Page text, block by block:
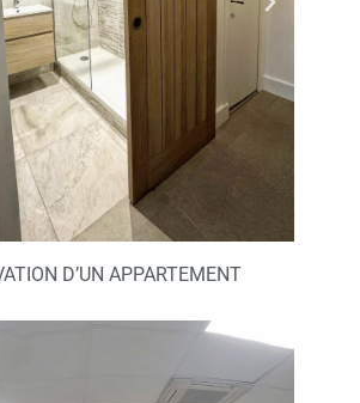
D’UN APPARTEMENT